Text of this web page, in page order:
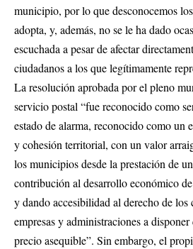
municipio, por lo que desconocemos
adopta, y, además, no se le ha dado
escuchada a pesar de afectar
ciudadanos a los que legítimamente
La resolución aprobada por el pleno
servicio postal “fue reconocido como
estado de alarma, reconocido como un
y cohesión territorial, con un valor
los municipios desde la prestación de
contribución al desarrollo económico
y dando accesibilidad al derecho de los
empresas y administraciones a
precio asequible”. Sin embargo, el